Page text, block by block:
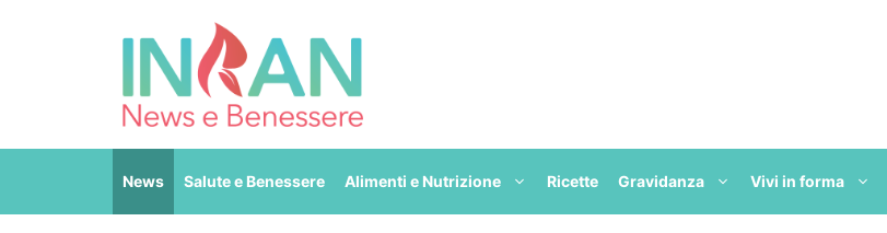
News Salute e Benessere Alimenti e Nutrizione Ricette Gravidanza Vivi in forma